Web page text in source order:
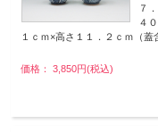
７
４
１ｃｍ×高さ１１．２ｃｍ（蓋
価格： 3,850円(税込)